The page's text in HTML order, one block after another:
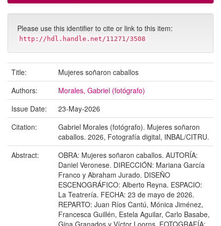
Please use this identifier to cite or link to this item:
http://hdl.handle.net/11271/3508
Title:
Mujeres soñaron caballos
Authors:
Morales, Gabriel (fotógrafo)
Issue Date:
23-May-2026
Citation:
Gabriel Morales (fotógrafo). Mujeres soñaron
caballos. 2026, Fotografía digital, INBAL/CITRU.
Abstract:
OBRA: Mujeres soñaron caballos. AUTORÍA:
Daniel Veronese. DIRECCIÓN: Mariana García
Franco y Abraham Jurado. DISEÑO
ESCENOGRÁFICO: Alberto Reyna. ESPACIO:
La Teatrería. FECHA: 23 de mayo de 2026.
REPARTO: Juan Ríos Cantú, Mónica Jiménez,
Francesca Guillén, Estela Aguilar, Carlo Basabe,
Gina Granados y Víctor Loorns. FOTOGRAFÍA: